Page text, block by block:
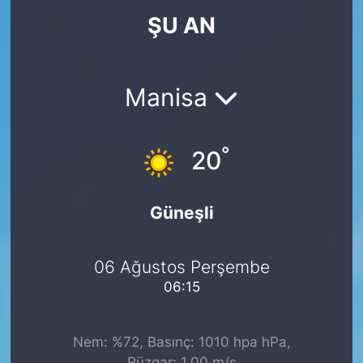
ŞU AN
Manisa
20°
Güneşli
06 Ağustos Perşembe
06:15
Nem: %72, Basınç: 1010 hpa hPa,
KÖŞE YAZILARI
KÜLTÜR SANAT
SARIYER HABERLERİ